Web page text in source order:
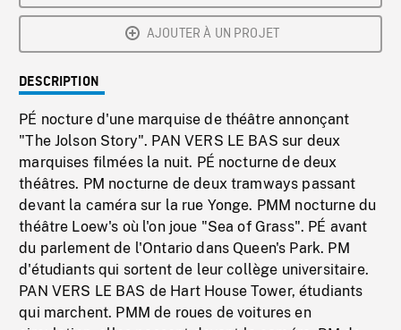
AJOUTER À UN PROJET
DESCRIPTION
PÉ nocture d'une marquise de théâtre annonçant
"The Jolson Story". PAN VERS LE BAS sur deux
marquises filmées la nuit. PÉ nocturne de deux
théâtres. PM nocturne de deux tramways passant
devant la caméra sur la rue Yonge. PMM nocturne du
théâtre Loew's où l'on joue "Sea of Grass". PÉ avant
du parlement de l'Ontario dans Queen's Park. PM
d'étudiants qui sortent de leur collège universitaire.
PAN VERS LE BAS de Hart House Tower, étudiants
qui marchent. PMM de roues de voitures en